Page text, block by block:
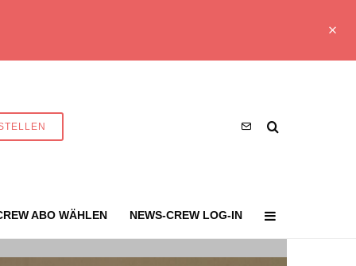
ABO WÄHLEN NEWS-CREW LOG-IN